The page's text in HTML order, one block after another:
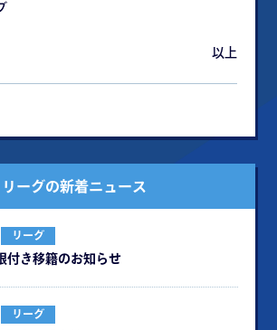
以上
リーグの新着ニュース
リーグ
付き移籍のお知らせ
リーグ